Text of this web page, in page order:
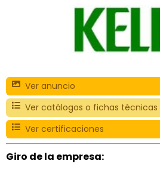
Ver anuncio
Ver catálogos o fichas técnicas
Ver certificaciones
Giro de la empresa: